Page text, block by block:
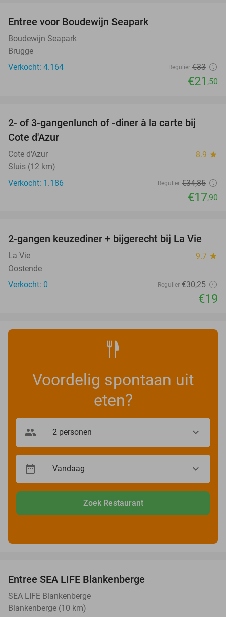
Entree voor Boudewijn Seapark
Boudewijn Seapark
Brugge
Verkocht: 4.164
Regulier €33
€21 ,50
49%
2- of 3-gangenlunch of -diner à la carte bij
Cote d'Azur
Cote d'Azur 8.9 star
Sluis (12 km)
Verkocht: 1.186
Regulier €34,85
€17,90
37%
NEW
TODAY
2-gangen keuzediner + bijgerecht bij La Vie
La Vie 9.7 star
Oostende
Verkocht: 0
Regulier €30,25
€19
Voordelig spontaan uit
eten?
Zoek Restaurant
Entree SEA LIFE Blankenberge
SEA LIFE Blankenberge
Blankenberge (10 km)